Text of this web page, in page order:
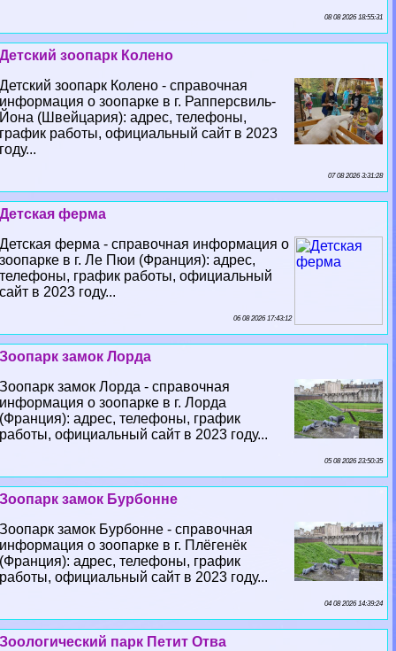
08 08 2026 18:55:31
Детский зоопарк Колено
Детский зоопарк Колено - справочная
информация о зоопарке в г. Рапперсвиль-
Йона (Швейцария): адрес, телефоны,
график работы, официальный сайт в 2023
году...
07 08 2026 3:31:28
Детская ферма
Детская ферма - справочная информация о
зоопарке в г. Ле Пюи (Франция): адрес,
телефоны, график работы, официальный
сайт в 2023 году...
06 08 2026 17:43:12
Зоопарк замок Лорда
Зоопарк замок Лорда - справочная
информация о зоопарке в г. Лорда
(Франция): адрес, телефоны, график
работы, официальный сайт в 2023 году...
05 08 2026 23:50:35
Зоопарк замок Бурбонне
Зоопарк замок Бурбонне - справочная
информация о зоопарке в г. Плёгенёк
(Франция): адрес, телефоны, график
работы, официальный сайт в 2023 году...
04 08 2026 14:39:24
Зоологический парк Петит Отва